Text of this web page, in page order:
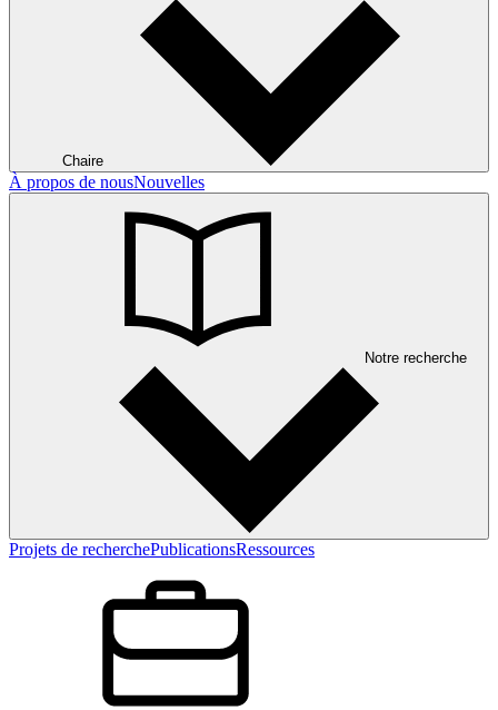
Chaire
À propos de nousNouvelles
Notre recherche
Projets de recherchePublicationsRessources